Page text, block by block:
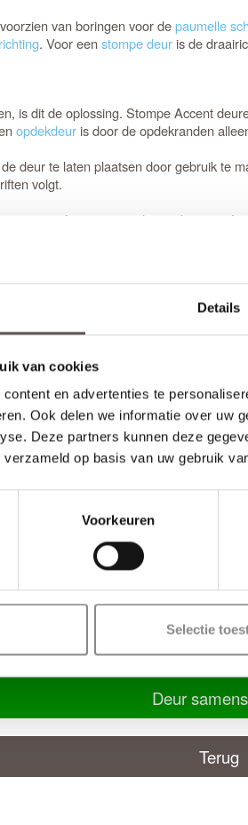
Details
van cookies
en advertenties te
Ook delen we informatie over uw
Deze partners kunnen deze
op basis van uw gebruik
Voorkeuren
Selectie
van boringen voor depaumelle
. Voor eenstompe deur is de
is dit de oplossing. Stompe Accent
opdekdeur is door de opdekranden
deur te laten plaatsen door gebruik te
volgt.
marge, of wanneer je de voorkeur
voor deze
altijd met een mens en nooit met een
we deze al binnen 5 werkdagen bij
wanneer jou dat beter schikt.
een gemiddeld iets langere levertijd
en bovendorpel 10 mm
Deur
Terug